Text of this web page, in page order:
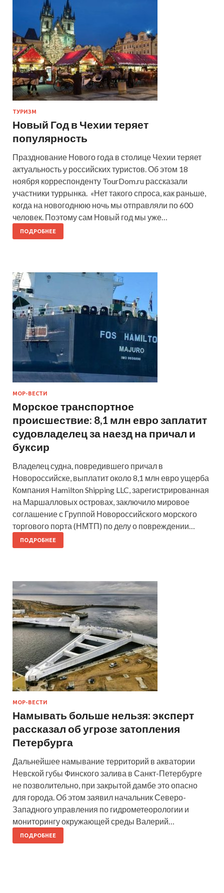
ТУРИЗМ
Новый Год в Чехии теряет
популярность
Празднование Нового года в столице Чехии теряет
актуальность у российских туристов. Об этом 18
ноября корреспонденту TourDom.ru рассказали
участники туррынка. «Нет такого спроса, как раньше,
когда на новогоднюю ночь мы отправляли по 600
человек. Поэтому сам Новый год мы уже…
ПОДРОБНЕЕ
МОР-ВЕСТИ
Морское транспортное
происшествие: 8,1 млн евро заплатит
судовладелец за наезд на причал и
буксир
Владелец судна, повредившего причал в
Новороссийске, выплатит около 8,1 млн евро ущерба
Компания Hamilton Shipping LLC, зарегистрированная
на Маршалловых островах, заключило мировое
соглашение с Группой Новороссийского морского
торгового порта (НМТП) по делу о повреждении…
ПОДРОБНЕЕ
МОР-ВЕСТИ
Намывать больше нельзя: эксперт
рассказал об угрозе затопления
Петербурга
Дальнейшее намывание территорий в акватории
Невской губы Финского залива в Санкт-Петербурге
не позволительно, при закрытой дамбе это опасно
для города. Об этом заявил начальник Северо-
Западного управления по гидрометеорологии и
мониторингу окружающей среды Валерий…
ПОДРОБНЕЕ